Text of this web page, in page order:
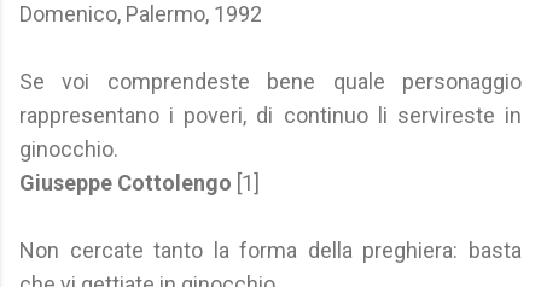
Domenico, Palermo, 1992
Se voi comprendeste bene quale personaggio
rappresentano i poveri, di continuo li servireste in
ginocchio.
Giuseppe Cottolengo [1]
Non cercate tanto la forma della preghiera: basta